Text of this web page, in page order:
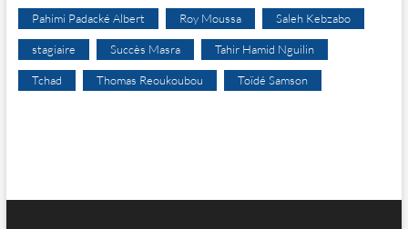
Pahimi Padacké Albert Roy Moussa Saleh Kebzabo
stagiaire Succès Masra Tahir Hamid Nguilin
Tchad Thomas Reoukoubou Toïdé Samson